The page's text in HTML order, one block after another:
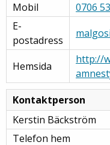
Mobil
0706
E-
postadress
Hemsida
http://
Kontaktperson
Kerstin Bäckström
Telefon hem